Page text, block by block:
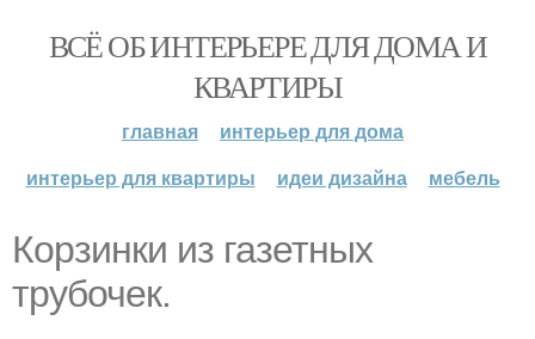
ВСЁ ОБ ИНТЕРЬЕРЕ ДЛЯ ДОМА И
КВАРТИРЫ
главная
интерьер для дома
интерьер для квартиры
идеи дизайна мебель
Корзинки из газетных
трубочек.